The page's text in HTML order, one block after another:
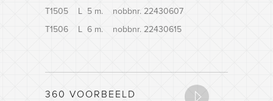
T1505 L 5 m. nobbnr. 22430607
T1506 L 6 m. nobbnr. 22430615
360 VOORBEELD